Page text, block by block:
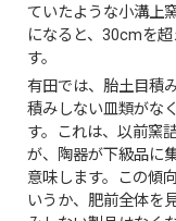
ていたような小溝上
になると、30cmを
す。
有田では、胎土目積
積みしない皿類がな
す。これは、以前窯
が、陶器が下級品に
意味します。この傾
いうか、肥前全体を